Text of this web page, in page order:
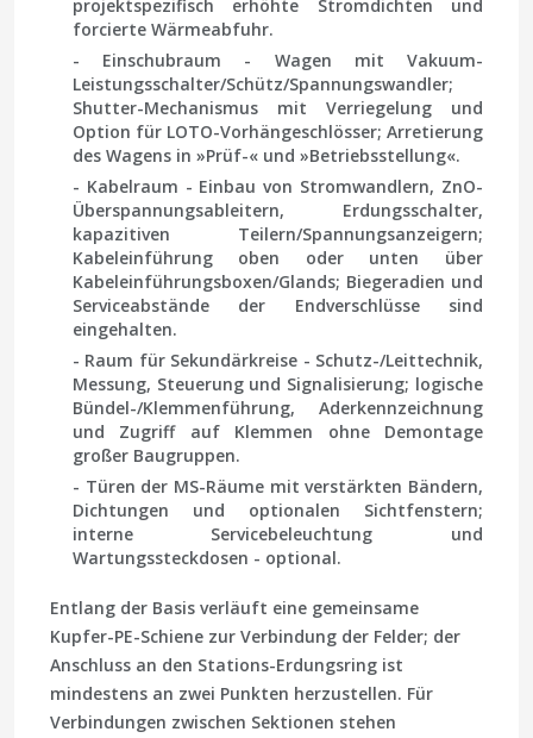
projektspezifisch erhöhte Stromdichten und
forcierte Wärmeabfuhr.
- Einschubraum - Wagen mit Vakuum-
Leistungsschalter/Schütz/Spannungswandler;
Shutter-Mechanismus mit Verriegelung und
Option für LOTO-Vorhängeschlösser; Arretierung
des Wagens in »Prüf-« und »Betriebsstellung«.
- Kabelraum - Einbau von Stromwandlern, ZnO-
Überspannungsableitern, Erdungsschalter,
kapazitiven Teilern/Spannungsanzeigern;
Kabeleinführung oben oder unten über
Kabeleinführungsboxen/Glands; Biegeradien und
Serviceabstände der Endverschlüsse sind
eingehalten.
- Raum für Sekundärkreise - Schutz-/Leittechnik,
Messung, Steuerung und Signalisierung; logische
Bündel-/Klemmenführung, Aderkennzeichnung
und Zugriff auf Klemmen ohne Demontage
großer Baugruppen.
- Türen der MS-Räume mit verstärkten Bändern,
Dichtungen und optionalen Sichtfenstern;
interne Servicebeleuchtung und
Wartungssteckdosen - optional.
Entlang der Basis verläuft eine gemeinsame
Kupfer-PE-Schiene zur Verbindung der Felder; der
Anschluss an den Stations-Erdungsring ist
mindestens an zwei Punkten herzustellen. Für
Verbindungen zwischen Sektionen stehen